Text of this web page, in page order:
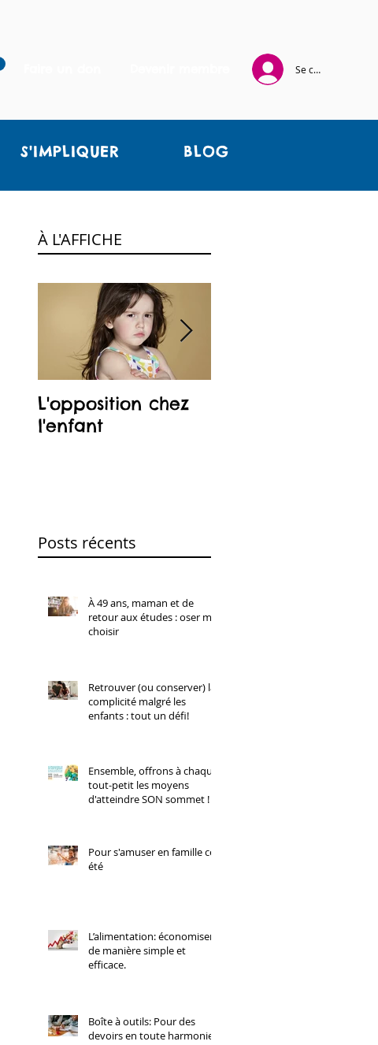
Se connecter
S'IMPLIQUER BLOG
À L'AFFICHE
L'opposition chez
l'enfant
Posts récents
À 49 ans, maman et de
retour aux études : oser me
choisir
Retrouver (ou conserver) la
complicité malgré les
enfants : tout un défi!
Ensemble, offrons à chaque
tout-petit les moyens
d'atteindre SON sommet !
Pour s'amuser en famille cet
été
L’alimentation: économiser
de manière simple et
efficace.
Boîte à outils: Pour des
devoirs en toute harmonie